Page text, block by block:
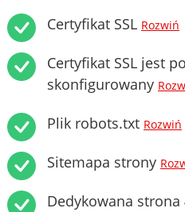
Certyfikat SSL Rozwiń
Certyfikat SSL jest
skonfigurowany
Plik robots.txt Rozwiń
Sitemapa strony
Dedykowana strona